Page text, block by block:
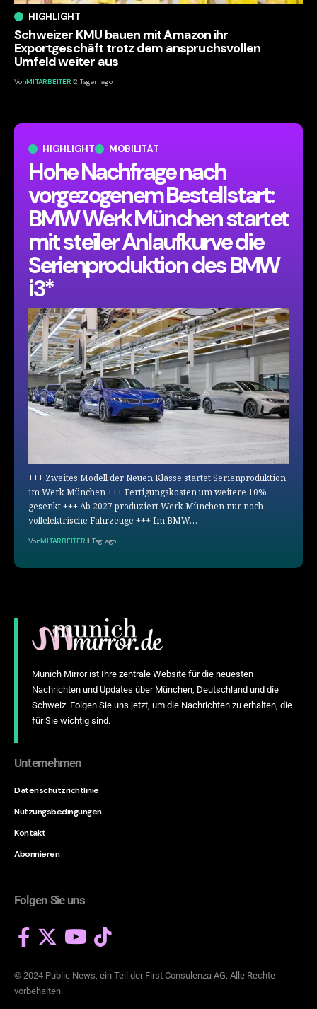
HIGHLIGHT MOBILITÄT
Hohe Nachfrage nach
vorgezogenem Bestellstart:
BMW Werk München startet
mit steiler Anlaufkurve die
Serienproduktion des BMW
i3*
+++ Zweites Modell der Neuen Klasse startet Serienproduktion
im Werk München +++ Fertigungskosten um weitere 10%
gesenkt +++ Ab 2027 produziert Werk München nur noch
vollelektrische Fahrzeuge +++ Im BMW…
VonMITARBEITER 1 Tag ago
HIGHLIGHT
Schweizer KMU bauen mit Amazon ihr
Exportgeschäft trotz dem anspruchsvollen
Umfeld weiter aus
VonMITARBEITER 2 Tagen ago
Munich Mirror ist Ihre zentrale Website für die neuesten
Nachrichten und Updates über München, Deutschland und die
Schweiz. Folgen Sie uns jetzt, um die Nachrichten zu erhalten, die
für Sie wichtig sind.
Unternehmen
Datenschutzrichtlinie
Nutzungsbedingungen
Kontakt
Abonnieren
Folgen Sie uns
© 2024 Public News, ein Teil der First Consulenza AG. Alle Rechte
vorbehalten.